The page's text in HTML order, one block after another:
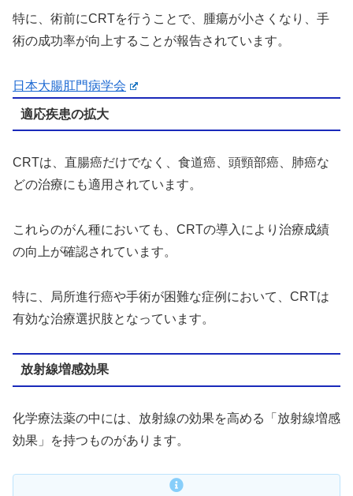
特に、術前にCRTを行うことで、腫瘍が小さくなり、手
術の成功率が向上することが報告されています。
日本大腸肛門病学会
適応疾患の拡大
CRTは、直腸癌だけでなく、食道癌、頭頸部癌、肺癌な
どの治療にも適用されています。
これらのがん種においても、CRTの導入により治療成績
の向上が確認されています。
特に、局所進行癌や手術が困難な症例において、CRTは
有効な治療選択肢となっています。
放射線増感効果
化学療法薬の中には、放射線の効果を高める「放射線増感
効果」を持つものがあります。